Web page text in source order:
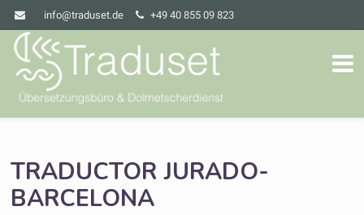
info@traduset.de +49 40 855 09 823
TRADUCTOR JURADO-
BARCELONA